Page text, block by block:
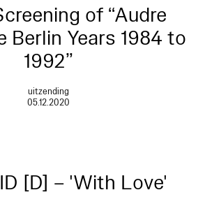
of “Audre
Berlin Years 1984 to
1992”
uitzending
05.12.2020
[D] – 'With Love'